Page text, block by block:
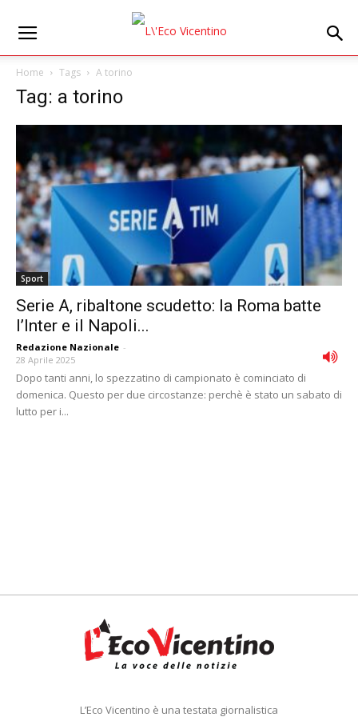
Home Tags A torino
Tag: a torino
Sport
Serie A, ribaltone scudetto: la Roma batte
l’Inter e il Napoli...
Redazione Nazionale -
28 Aprile 2025
Dopo tanti anni, lo spezzatino di campionato è cominciato di
domenica. Questo per due circostanze: perchè è stato un sabato di
lutto per i...
L’Eco Vicentino è una testata giornalistica